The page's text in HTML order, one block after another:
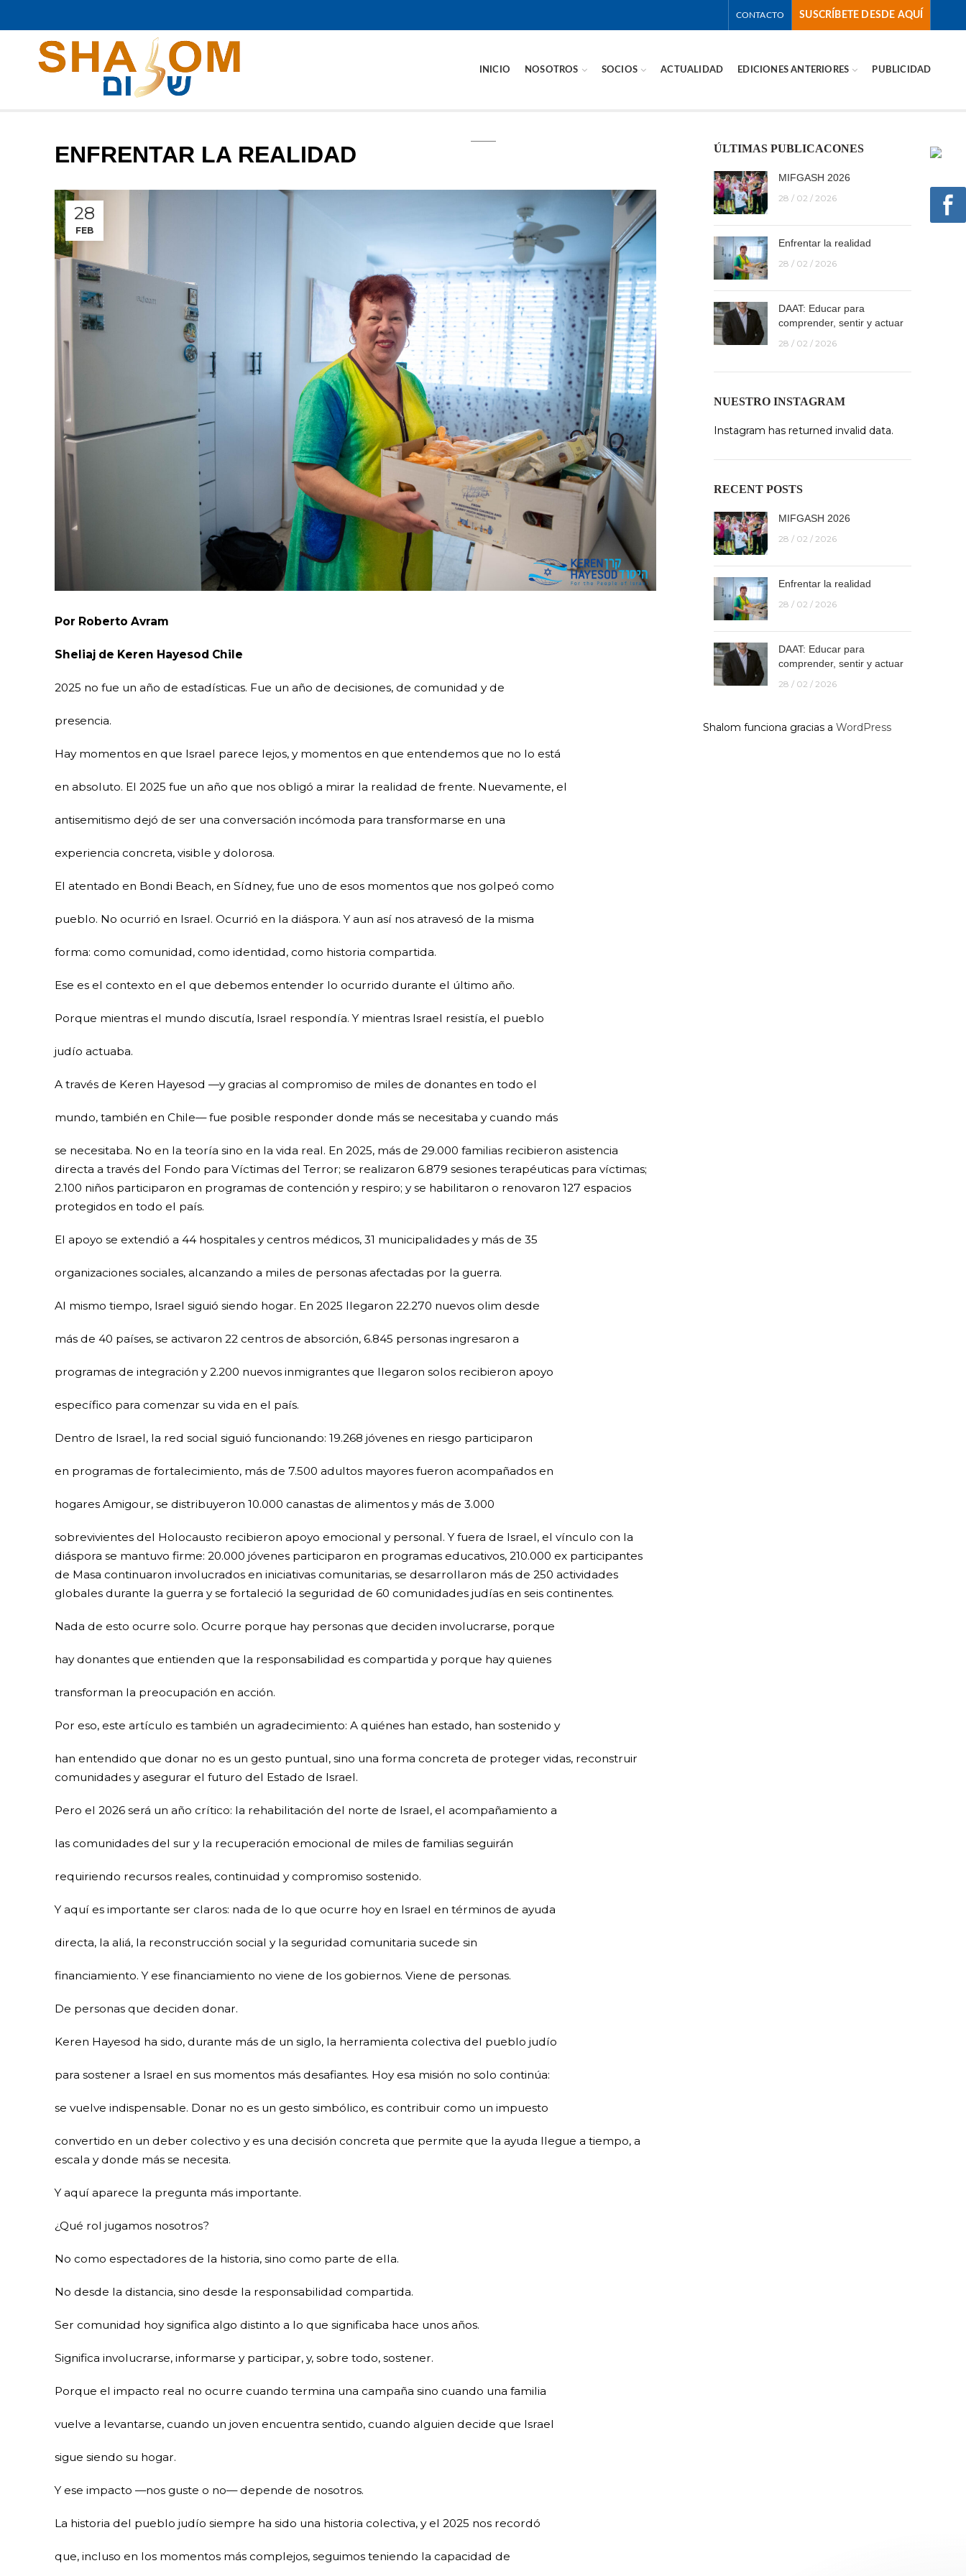
CONTACTO SUSCRÍBETE DESDE AQUÍ
INICIO NOSOTROS SOCIOS ACTUALIDAD EDICIONES ANTERIORES PUBLICIDAD
ENFRENTAR LA REALIDAD
28
FEB
Por Roberto Avram
Sheliaj de Keren Hayesod Chile
2025 no fue un año de estadísticas. Fue un año de decisiones, de comunidad y de
presencia.
Hay momentos en que Israel parece lejos, y momentos en que entendemos que no lo está
en absoluto. El 2025 fue un año que nos obligó a mirar la realidad de frente. Nuevamente, el
antisemitismo dejó de ser una conversación incómoda para transformarse en una
experiencia concreta, visible y dolorosa.
El atentado en Bondi Beach, en Sídney, fue uno de esos momentos que nos golpeó como
pueblo. No ocurrió en Israel. Ocurrió en la diáspora. Y aun así nos atravesó de la misma
forma: como comunidad, como identidad, como historia compartida.
Ese es el contexto en el que debemos entender lo ocurrido durante el último año.
Porque mientras el mundo discutía, Israel respondía. Y mientras Israel resistía, el pueblo
judío actuaba.
A través de Keren Hayesod —y gracias al compromiso de miles de donantes en todo el
mundo, también en Chile— fue posible responder donde más se necesitaba y cuando más
se necesitaba. No en la teoría sino en la vida real. En 2025, más de 29.000 familias recibieron asistencia
directa a través del Fondo para Víctimas del Terror; se realizaron 6.879 sesiones terapéuticas para víctimas;
2.100 niños participaron en programas de contención y respiro; y se habilitaron o renovaron 127 espacios
protegidos en todo el país.
El apoyo se extendió a 44 hospitales y centros médicos, 31 municipalidades y más de 35
organizaciones sociales, alcanzando a miles de personas afectadas por la guerra.
Al mismo tiempo, Israel siguió siendo hogar. En 2025 llegaron 22.270 nuevos olim desde
más de 40 países, se activaron 22 centros de absorción, 6.845 personas ingresaron a
programas de integración y 2.200 nuevos inmigrantes que llegaron solos recibieron apoyo
específico para comenzar su vida en el país.
Dentro de Israel, la red social siguió funcionando: 19.268 jóvenes en riesgo participaron
en programas de fortalecimiento, más de 7.500 adultos mayores fueron acompañados en
hogares Amigour, se distribuyeron 10.000 canastas de alimentos y más de 3.000
sobrevivientes del Holocausto recibieron apoyo emocional y personal. Y fuera de Israel, el vínculo con la
diáspora se mantuvo firme: 20.000 jóvenes participaron en programas educativos, 210.000 ex participantes
de Masa continuaron involucrados en iniciativas comunitarias, se desarrollaron más de 250 actividades
globales durante la guerra y se fortaleció la seguridad de 60 comunidades judías en seis continentes.
Nada de esto ocurre solo. Ocurre porque hay personas que deciden involucrarse, porque
hay donantes que entienden que la responsabilidad es compartida y porque hay quienes
transforman la preocupación en acción.
Por eso, este artículo es también un agradecimiento: A quiénes han estado, han sostenido y
han entendido que donar no es un gesto puntual, sino una forma concreta de proteger vidas, reconstruir
comunidades y asegurar el futuro del Estado de Israel.
Pero el 2026 será un año crítico: la rehabilitación del norte de Israel, el acompañamiento a
las comunidades del sur y la recuperación emocional de miles de familias seguirán
requiriendo recursos reales, continuidad y compromiso sostenido.
Y aquí es importante ser claros: nada de lo que ocurre hoy en Israel en términos de ayuda
directa, la aliá, la reconstrucción social y la seguridad comunitaria sucede sin
financiamiento. Y ese financiamiento no viene de los gobiernos. Viene de personas.
De personas que deciden donar.
Keren Hayesod ha sido, durante más de un siglo, la herramienta colectiva del pueblo judío
para sostener a Israel en sus momentos más desafiantes. Hoy esa misión no solo continúa:
se vuelve indispensable. Donar no es un gesto simbólico, es contribuir como un impuesto
convertido en un deber colectivo y es una decisión concreta que permite que la ayuda llegue a tiempo, a
escala y donde más se necesita.
Y aquí aparece la pregunta más importante.
¿Qué rol jugamos nosotros?
No como espectadores de la historia, sino como parte de ella.
No desde la distancia, sino desde la responsabilidad compartida.
Ser comunidad hoy significa algo distinto a lo que significaba hace unos años.
Significa involucrarse, informarse y participar, y, sobre todo, sostener.
Porque el impacto real no ocurre cuando termina una campaña sino cuando una familia
vuelve a levantarse, cuando un joven encuentra sentido, cuando alguien decide que Israel
sigue siendo su hogar.
Y ese impacto —nos guste o no— depende de nosotros.
La historia del pueblo judío siempre ha sido una historia colectiva, y el 2025 nos recordó
que, incluso en los momentos más complejos, seguimos teniendo la capacidad de
ÚLTIMAS PUBLICACONES
MIFGASH 2026
28 / 02 / 2026
Enfrentar la realidad
28 / 02 / 2026
DAAT: Educar para
comprender, sentir y actuar
28 / 02 / 2026
NUESTRO INSTAGRAM
Instagram has returned invalid data.
RECENT POSTS
MIFGASH 2026
28 / 02 / 2026
Enfrentar la realidad
28 / 02 / 2026
DAAT: Educar para
comprender, sentir y actuar
28 / 02 / 2026
Shalom funciona gracias a WordPress